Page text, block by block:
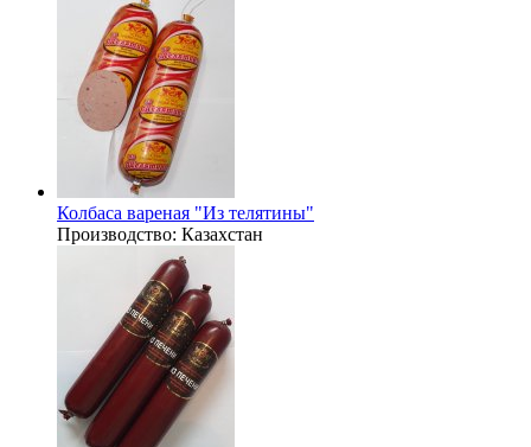
Колбаса вареная "Из телятины"
Производство: Казахстан